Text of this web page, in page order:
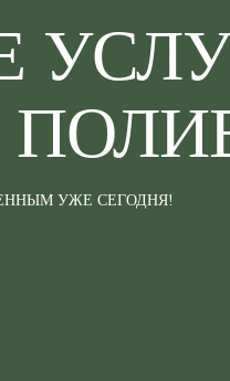
УЖЕ СЕГОДНЯ!